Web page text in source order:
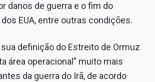
danos de guerra e o fim do
EUA, entre outras condições.
sua definição do Estreito de Ormuz
área operacional” muito mais
da guerra do Irã, de acordo